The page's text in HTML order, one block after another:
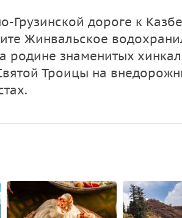
дороге к
Жинвальское
родине знаменитых
Троицы на